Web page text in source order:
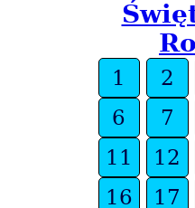
1 2
6
7
11
12
16
17